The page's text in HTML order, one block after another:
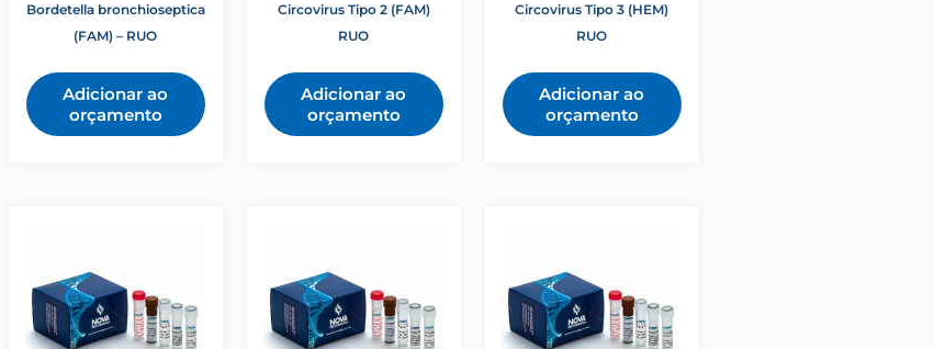
Bordetella bronchioseptica
(FAM) – RUO
Adicionar ao
orçamento
Circovirus Tipo 2 (FAM)
RUO
Adicionar ao
orçamento
Circovirus Tipo 3 (HEM)
RUO
Adicionar ao
orçamento